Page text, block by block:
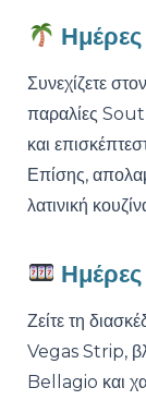
Συνεχίζετε
παραλίες
και
Επίσης,
λατινική
Ζείτε τη
Vegas Strip,
Bellagio και